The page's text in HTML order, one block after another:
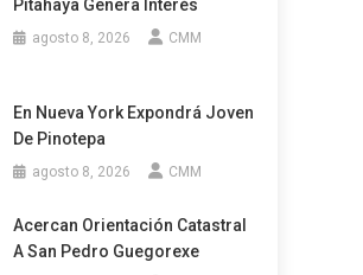
Pitahaya Genera Interés
agosto 8, 2026 CMM
En Nueva York Expondrá Joven
De Pinotepa
agosto 8, 2026 CMM
Acercan Orientación Catastral
A San Pedro Guegorexe